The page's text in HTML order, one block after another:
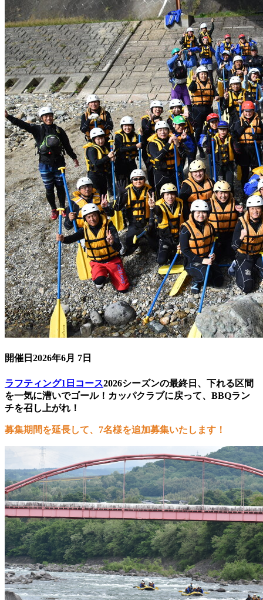
開催日 2026年6月 7日
ラフティング1日コース2026シーズンの最終日、下れる区間
を一気に漕いでゴール！カッパクラブに戻って、BBQラン
チを召し上がれ！
募集期間を延長して、7名様を追加募集いたします！